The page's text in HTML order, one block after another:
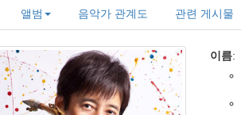
앨범 음악가 관계도 관련 게시물
이름: